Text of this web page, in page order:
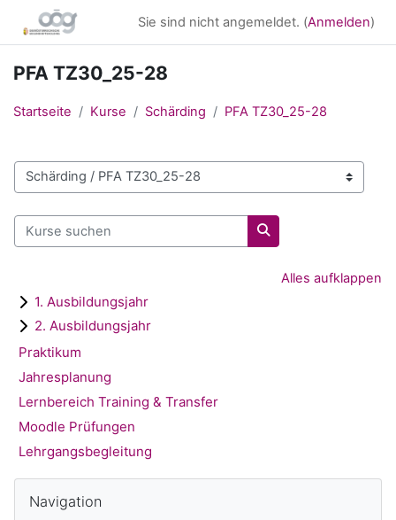
Zum Hauptinhalt
Sie sind nicht angemeldet. (Anmelden)
PFA TZ30_25-28
Startseite Kurse Schärding PFA TZ30_25-28
Kursbereiche
Kurse suchen
Kurse suchen
Alles aufklappen
1. Ausbildungsjahr
2. Ausbildungsjahr
Praktikum
Jahresplanung
Lernbereich Training & Transfer
Moodle Prüfungen
Lehrgangsbegleitung
Blöcke
Navigation